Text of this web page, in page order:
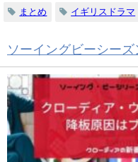
まとめ イギリスドラマ
ソーイングビーシーズ